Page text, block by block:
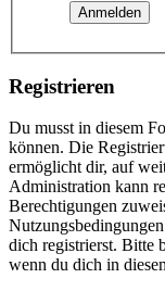
Registrieren
Du musst in diesem
können. Die
ermöglicht dir, auf
Administration kann
Berechtigungen
dich registrierst. Bitte
wenn du dich in